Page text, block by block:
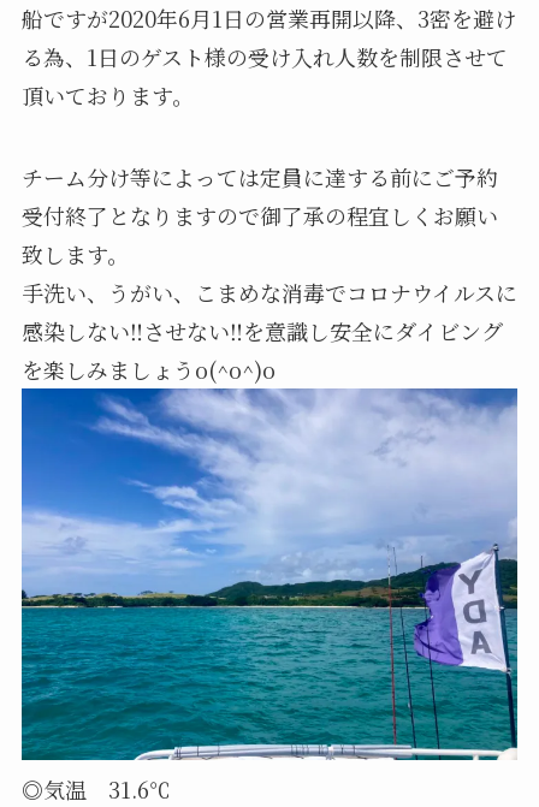
船ですが2020年6月1日の営業再開以降、3密を避け
る為、1日のゲスト様の受け入れ人数を制限させて
頂いております。
チーム分け等によっては定員に達する前にご予約
受付終了となりますので御了承の程宜しくお願い
致します。
手洗い、うがい、こまめな消毒でコロナウイルスに
感染しない‼️させない‼️を意識し安全にダイビング
を楽しみましょうo(^o^)o
◎気温 31.6℃